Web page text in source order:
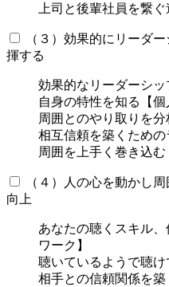
上司と後輩社員を繋
（３）効果的にリーダ
揮する
効果的なリーダーシ
自身の特性を知る【個
周囲とのやり取りを
相互信頼を築くため
周囲を上手く巻き込
（４）人の心を動かし
向上
あなたの聴くスキル
ワーク】
聴いているようで聴
相手との信頼関係を